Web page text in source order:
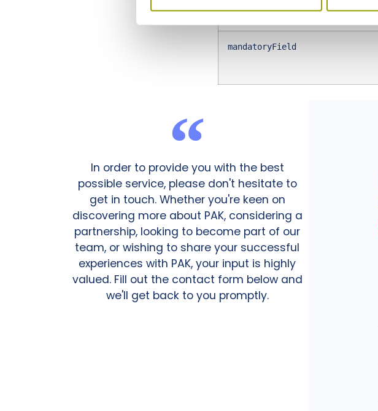
mandatoryField
In order to provide you with the best
possible service, please don't hesitate to
get in touch. Whether you're keen on
discovering more about PAK, considering a
partnership, looking to become part of our
team, or wishing to share your successful
experiences with PAK, your input is highly
valued. Fill out the contact form below and
we'll get back to you promptly.